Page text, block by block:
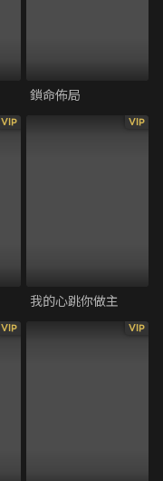
鎖命佈局
VIP VIP
我的心跳你做主
VIP VIP